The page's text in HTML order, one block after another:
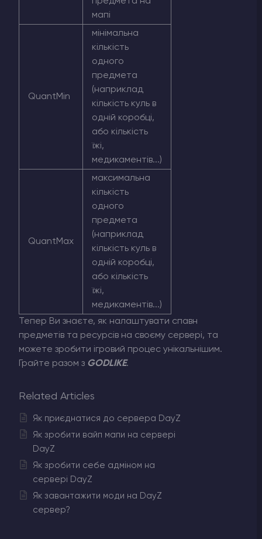
мапі
QuantMin
мінімальна
кількість
одного
предмета
(наприклад
кількість куль в
одній коробці,
або кількість
їжі,
медикаментів...)
QuantMax
максимальна
кількість
одного
предмета
(наприклад
кількість куль в
одній коробці,
або кількість
їжі,
медикаментів...)
Тепер Ви знаєте, як налаштувати спавн
предметів та ресурсів на своєму сервері, та
можете зробити ігровий процес унікальнішим.
Грайте разом з GODLIKE.
Related Articles
Як приєднатися до сервера DayZ
Як зробити вайп мапи на сервері
DayZ
Як зробити себе адміном на
сервері DayZ
Як завантажити моди на DayZ
сервер?